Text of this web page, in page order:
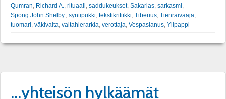
Qumran, Richard A., rituaali, saddukeukset, Sakarias, sarkasmi,
Spong John Shelby., syntipukki, tekstikritiikki, Tiberius, Tienraivaaja,
tuomari, väkivalta, valtahierarkia, verottaja, Vespasianus, Ylipappi
…yhteisön hylkäämät